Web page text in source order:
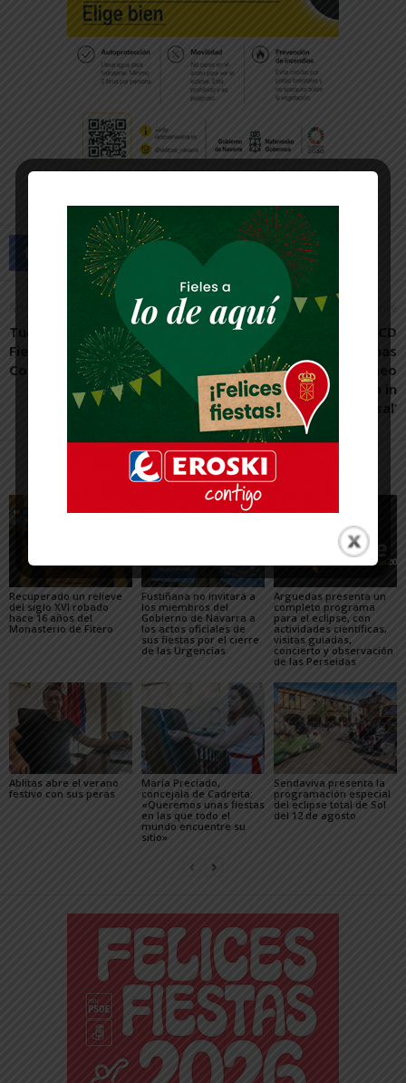
Artículo anterior
Tudela no tendrá Mesa de
Fiestas como planteaba
Contigo Tudela
Artículo siguiente
Las jugadoras del CD
Murchante, campeonas
con Navarra en el torneo
internacional ‘Women in
Futsal’
Artículos relacionados Más del autor
Recuperado un relieve
del siglo XVI robado
hace 16 años del
Monasterio de Fitero
Fustiñana no invitará a
los miembros del
Gobierno de Navarra a
los actos oficiales de
sus fiestas por el cierre
de las Urgencias
Arguedas presenta un
completo programa
para el eclipse, con
actividades científicas,
visitas guiadas,
concierto y observación
de las Perseidas
Ablitas abre el verano
festivo con sus peras
María Preciado,
concejala de Cadreita:
«Queremos unas fiestas
en las que todo el
mundo encuentre su
sitio»
Sendaviva presenta la
programación especial
del eclipse total de Sol
del 12 de agosto